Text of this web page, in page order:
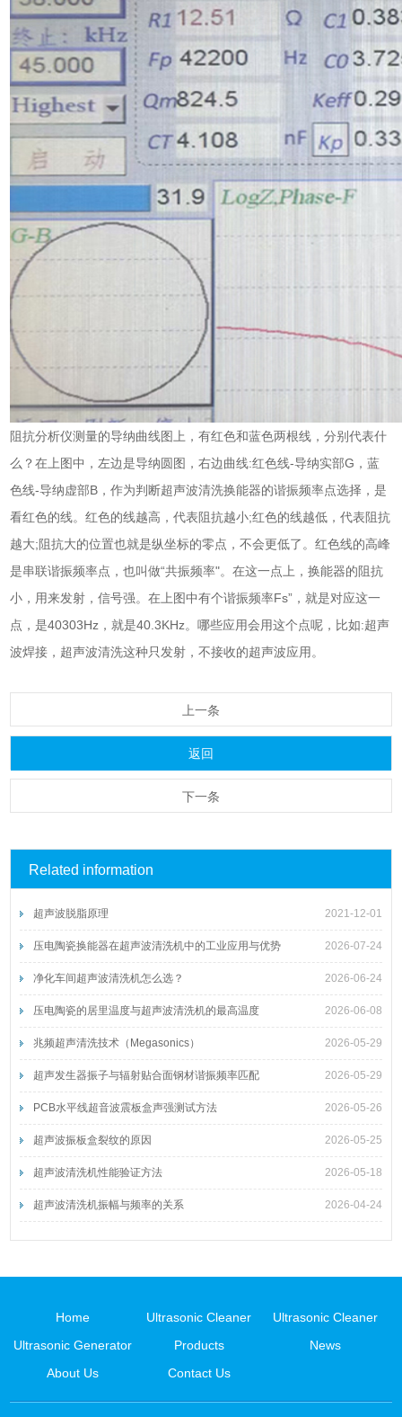
阻抗分析仪测量的导纳曲线图上，有红色和蓝色两根线，分别代表什
么？在上图中，左边是导纳圆图，右边曲线:红色线-导纳实部G，蓝
色线-导纳虚部B，作为判断超声波清洗换能器的谐振频率点选择，是
看红色的线。红色的线越高，代表阻抗越小;红色的线越低，代表阻抗
越大;阻抗大的位置也就是纵坐标的零点，不会更低了。红色线的高峰
是串联谐振频率点，也叫做“共振频率"。在这一点上，换能器的阻抗
小，用来发射，信号强。在上图中有个谐振频率Fs”，就是对应这一
点，是40303Hz，就是40.3KHz。哪些应用会用这个点呢，比如:超声
波焊接，超声波清洗这种只发射，不接收的超声波应用。
上一条
返回
下一条
Related information
2021-12-01
超声波脱脂原理
2026-07-24
压电陶瓷换能器在超声波清洗机中的工业应用与优势
2026-06-24
净化车间超声波清洗机怎么选？
2026-06-08
压电陶瓷的居里温度与超声波清洗机的最高温度
2026-05-29
兆频超声清洗技术（Megasonics）
2026-05-29
超声发生器振子与辐射贴合面钢材谐振频率匹配
2026-05-26
PCB水平线超音波震板盒声强测试方法
2026-05-25
超声波振板盒裂纹的原因
2026-05-18
超声波清洗机性能验证方法
2026-04-24
超声波清洗机振幅与频率的关系
Home Ultrasonic Cleaner
Ultrasonic Cleaner
Ultrasonic Generator
Products
News
About Us
Contact Us